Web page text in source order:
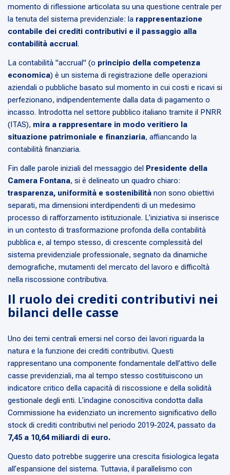
momento di riflessione articolata su una questione centrale per
la tenuta del sistema previdenziale: la rappresentazione
contabile dei crediti contributivi e il passaggio alla
contabilità accrual .
La contabilità "accrual" (o principio della competenza
economica) è un sistema di registrazione delle operazioni
aziendali o pubbliche basato sul momento in cui costi e ricavi si
perfezionano, indipendentemente dalla data di pagamento o
incasso. Introdotta nel settore pubblico italiano tramite il PNRR
(ITAS), mira a rappresentare in modo veritiero la
situazione patrimoniale e finanziaria, affiancando la
contabilità finanziaria.
Fin dalle parole iniziali del messaggio del
Presidente della
Camera Fontana, si è delineato un quadro chiaro:
trasparenza, uniformità e sostenibilità non sono obiettivi
separati, ma dimensioni interdipendenti di un medesimo
processo di rafforzamento istituzionale. L’iniziativa si inserisce
in un contesto di trasformazione profonda della contabilità
pubblica e, al tempo stesso, di crescente complessità del
sistema previdenziale professionale, segnato da dinamiche
demografiche, mutamenti del mercato del lavoro e difficoltà
nella riscossione contributiva.
Il ruolo dei crediti contributivi nei
bilanci delle casse
Uno dei temi centrali emersi nel corso dei lavori riguarda la
natura e la funzione dei crediti contributivi. Questi
rappresentano una componente fondamentale dell’attivo delle
casse previdenziali, ma al tempo stesso costituiscono un
indicatore critico della capacità di riscossione e della solidità
gestionale degli enti. L’indagine conoscitiva condotta dalla
Commissione ha evidenziato un incremento significativo dello
stock di crediti contributivi nel periodo 2019-2024, passato da
7,45 a 10,64 miliardi di euro.
Questo dato potrebbe suggerire una crescita fisiologica legata
all’espansione del sistema. Tuttavia, il parallelismo con